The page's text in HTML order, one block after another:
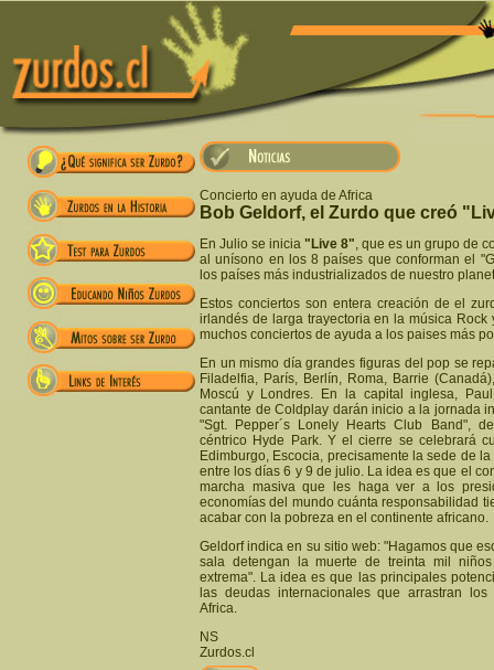
Concierto en ayuda de Africa
Bob Geldorf, el Zurdo que creó
En Julio se inicia "Live 8", que es un grupo de
al unísono en los 8 países que conforman el
los países más industrializados de nuestro
Estos conciertos son entera creación de el
irlandés de larga trayectoria en la música
muchos conciertos de ayuda a los paises más
En un mismo día grandes figuras del pop se
Filadelfia, París, Berlín, Roma, Barrie
Moscú y Londres. En la capital inglesa,
cantante de Coldplay darán inicio a la jornada
"Sgt. Pepper´s Lonely Hearts Club Band",
céntrico Hyde Park. Y el cierre se celebrará
Edimburgo, Escocia, precisamente la sede de
entre los días 6 y 9 de julio. La idea es que el
marcha masiva que les haga ver a los
economías del mundo cuánta responsabilidad
acabar con la pobreza en el continente africano.
Geldorf indica en su sitio web: "Hagamos que
sala detengan la muerte de treinta mil
extrema". La idea es que las principales
las deudas internacionales que arrastran
Africa.
NS
Zurdos.cl